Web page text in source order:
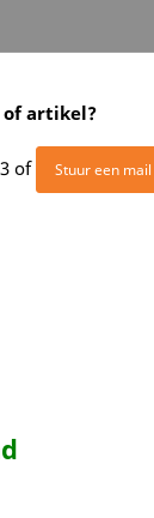
artikel?
of Stuur een mail